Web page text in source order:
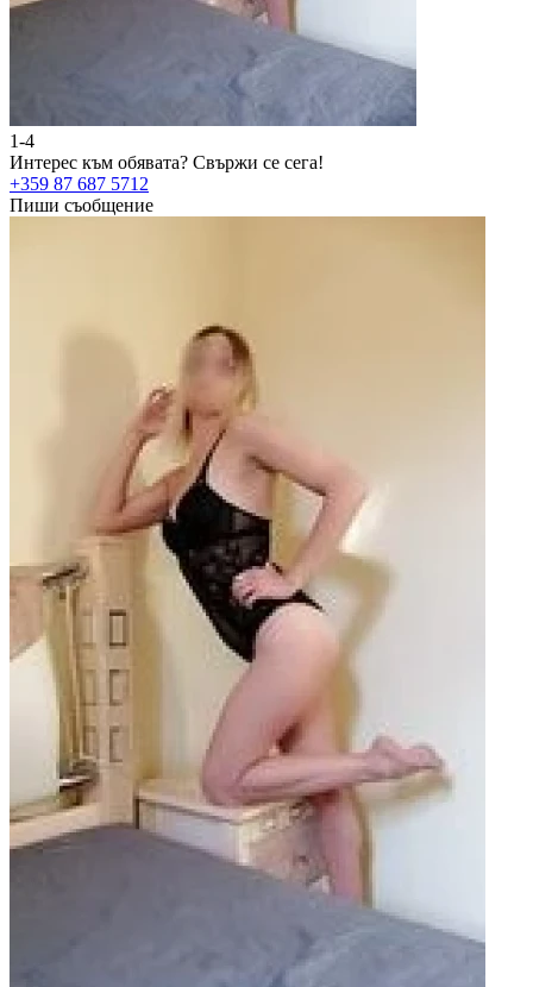
1-4
Интерес към обявата? Свържи се сега!
+359 87 687 5712
Пиши съобщение